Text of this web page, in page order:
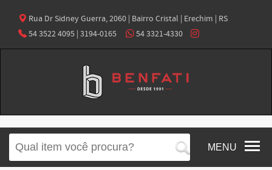
Rua Dr Sidney Guerra, 2060 | Bairro Cristal | Erechim | RS
54 3522 4095 | 3194-0165
54 3321-4330
MENU